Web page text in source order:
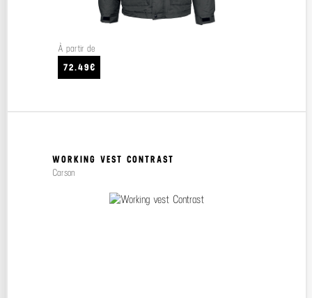
À partir de
72.49€
WORKING VEST CONTRAST
Carson